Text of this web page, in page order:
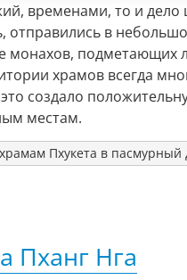
временами, то и дело
отправились в
монахов, подметающих
храмов всегда
создало
местам.
Пхукета в пасмурный
Пханг Нга